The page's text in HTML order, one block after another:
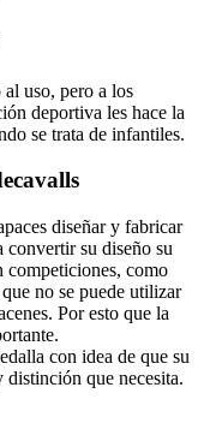
uso, pero a los
deportiva les hace la
se trata de infantiles.
diseñar y fabricar
convertir su diseño su
competiciones, como
no se puede utilizar
Por esto que la
con idea de que su
distinción que necesita.